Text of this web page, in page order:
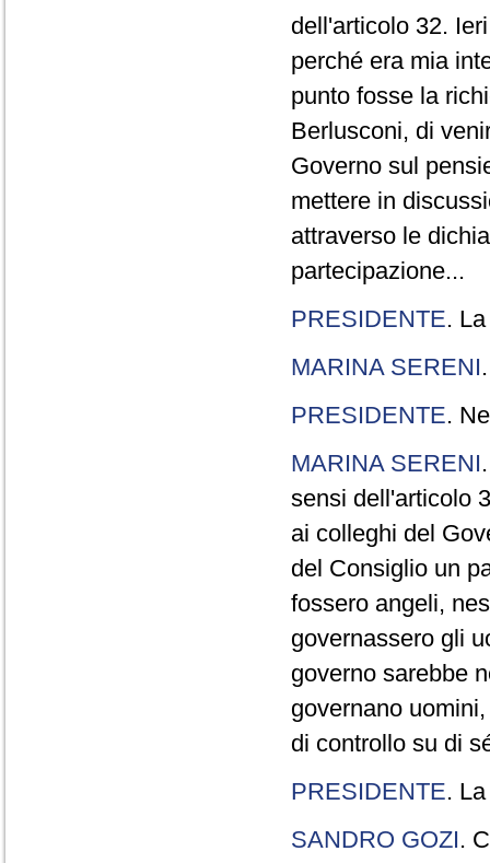
dell'articolo 32.
perché era mia
punto fosse la
Berlusconi, di
Governo sul
mettere in
attraverso le
partecipazione...
PRESIDENTE.
MARINA SERENI
PRESIDENTE.
MARINA SERENI
sensi dell'articolo
ai colleghi del
del Consiglio un
fossero angeli,
governassero gli
governo sarebbe
governano
di controllo su di
PRESIDENTE.
SANDRO GOZI.